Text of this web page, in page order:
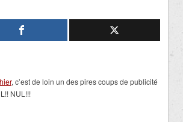
hier, c’est de loin un des pires coups de publicité
NUL!!!